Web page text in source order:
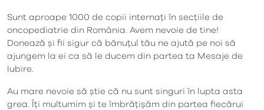
Sunt aproape 1000 de copii internați în secțiile de
oncopediatrie din România. Avem nevoie de tine!
Donează și fii sigur că bănuțul tău ne ajută pe noi să
ajungem la ei ca să le ducem din partea ta Mesaje de
Iubire.
Au mare nevoie să știe că nu sunt singuri în lupta asta
grea. Îți multumim și te îmbrățișăm din partea fiecărui